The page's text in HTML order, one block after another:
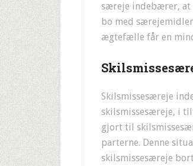
særeje indebærer,
bo med
ægtefælle får en
Skilsmissesæreje
skilsmissesæreje, i
gjort til
parterne. Denne
skilsmissesæreje